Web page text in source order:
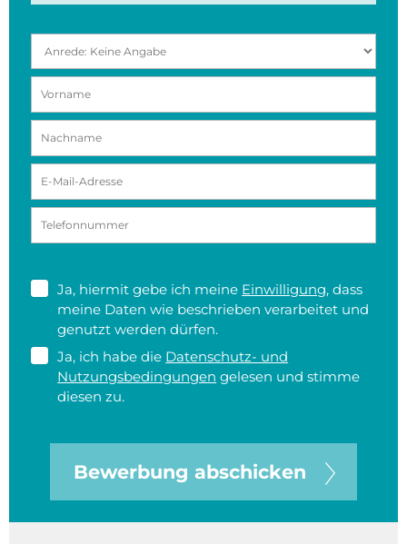
Ja, hiermit gebe ich meine Einwilligung, dass
meine Daten wie beschrieben verarbeitet und
genutzt werden dürfen.
Ja, ich habe die Datenschutz- und
Nutzungsbedingungen gelesen und stimme
diesen zu.
Bewerbung abschicken